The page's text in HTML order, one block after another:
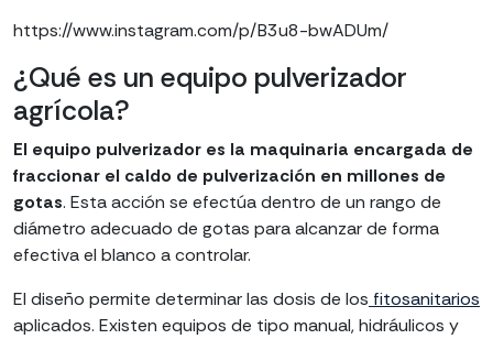
https://www.instagram.com/p/B3u8-bwADUm/
¿Qué es un equipo pulverizador
agrícola?
El equipo pulverizador es la maquinaria encargada de
fraccionar el caldo de pulverización en millones de
gotas. Esta acción se efectúa dentro de un rango de
diámetro adecuado de gotas para alcanzar de forma
efectiva el blanco a controlar.
El diseño permite determinar las dosis de los fitosanitarios
aplicados. Existen equipos de tipo manual, hidráulicos y